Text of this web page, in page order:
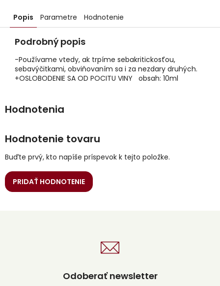
Popis Parametre Hodnotenie
Podrobný popis
-Používame vtedy, ak trpíme sebakritickosťou,
sebavýčitkami, obviňovaním sa i za nezdary druhých.
+OSLOBODENIE SA OD POCITU VINY obsah: 10ml
Hodnotenie tovaru
Buďte prvý, kto napíše príspevok k tejto položke.
PRIDAŤ HODNOTENIE
Odoberať newsletter